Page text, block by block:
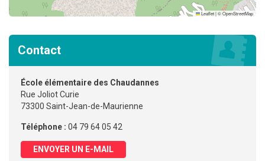
Leaflet|©OpenStreetMap
Contact
École élémentaire des Chaudannes
Rue Joliot Curie
73300 Saint-Jean-de-Maurienne
Téléphone : 04 79 64 05 42
ENVOYER UN E-MAIL